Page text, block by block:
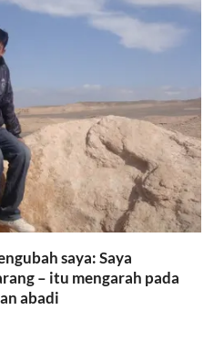
saya: Saya
– itu mengarah pada
abadi